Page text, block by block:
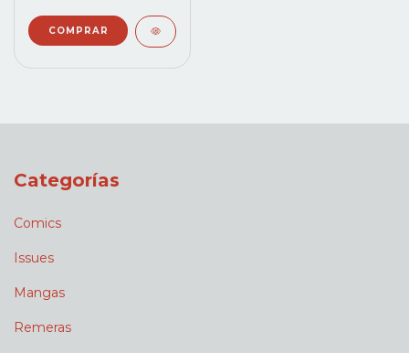
Categorías
Comics
Issues
Mangas
Remeras